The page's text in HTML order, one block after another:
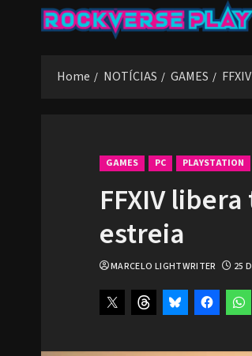
Home NOTÍCIAS GAMES
GAMES PC PLAYSTATION
FFXIV
estreia
MARCELO LIGHTWRITER 25